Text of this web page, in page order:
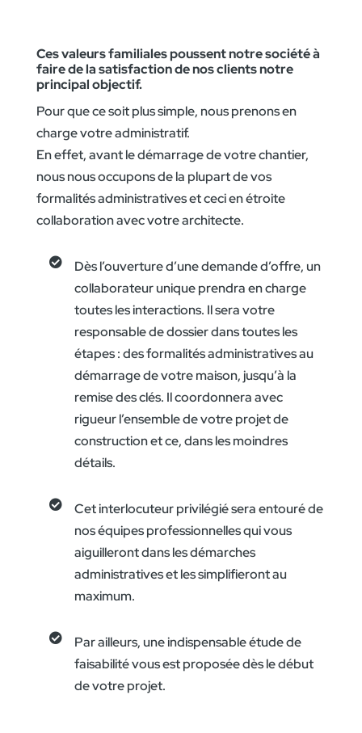
Ces valeurs familiales poussent notre société à
faire de la satisfaction de nos clients notre
principal objectif.
Pour que ce soit plus simple, nous prenons en
charge votre administratif.
En effet, avant le démarrage de votre chantier,
nous nous occupons de la plupart de vos
formalités administratives et ceci en étroite
collaboration avec votre architecte.

Dès l’ouverture d’une demande d’offre, un
collaborateur unique prendra en charge
toutes les interactions. Il sera votre
responsable de dossier dans toutes les
étapes : des formalités administratives au
démarrage de votre maison, jusqu’à la
remise des clés. Il coordonnera avec
rigueur l’ensemble de votre projet de
construction et ce, dans les moindres
détails.

Cet interlocuteur privilégié sera entouré de
nos équipes professionnelles qui vous
aiguilleront dans les démarches
administratives et les simplifieront au
maximum.

Par ailleurs, une indispensable étude de
faisabilité vous est proposée dès le début
de votre projet.